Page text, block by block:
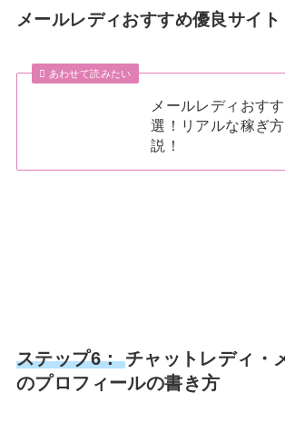
メールレディおすすめ優良サイト
あわせて読みたい
メールレディおす
選！リアルな稼ぎ
説！
ステップ6： チャットレディ・
のプロフィールの書き方